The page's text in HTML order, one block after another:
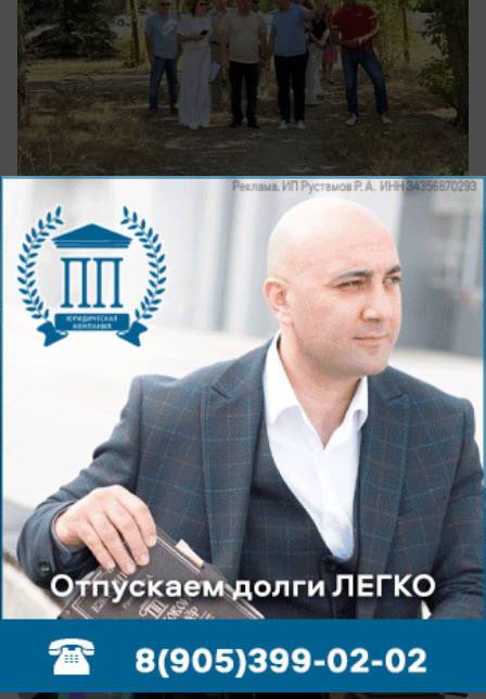
вчера в 15:28 2
1 сентября
10–11 класс в «Годографе»: подготовка к
поступлению без бюрократии и стресса